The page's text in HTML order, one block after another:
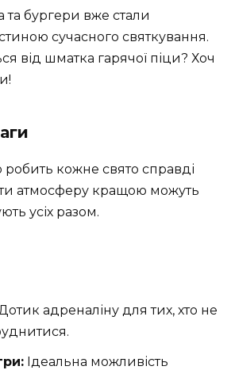
та бургери вже стали
сучасного святкування.
від шматка гарячої піци? Хоч
робить кожне свято справді
атмосферу кращою можуть
усіх разом.
адреналіну для тих, хто не
Ідеальна можливість